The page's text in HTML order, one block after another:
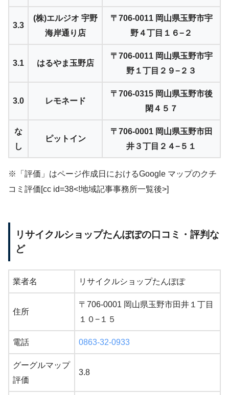
3.3
(株)エルジオ 宇野
海岸通り店
〒706-0011 岡山県玉野市宇
野４丁目１６−２
3.1 はるやま玉野店
〒706-0011 岡山県玉野市宇
野１丁目２９−２３
3.0 レモネード
〒706-0315 岡山県玉野市後
閑４５７
な
し
ピットイン
〒706-0001 岡山県玉野市田
井３丁目２４−５１
※「評価」はページ作成日におけるGoogle マップのクチ
コミ評価[cc id=38<!地域記事事務所一覧後>]
リサイクルショップたんぽぽの口コミ・評判な
ど
業者名 リサイクルショップたんぽぽ
住所
〒706-0001 岡山県玉野市田井１丁目
１０−１５
電話 0863-32-0933
グーグルマップ
評価
3.8